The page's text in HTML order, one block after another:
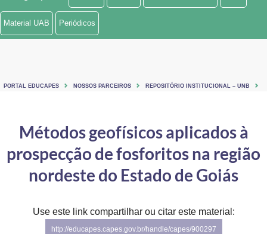
Ministério de Minas e Energia
Controladoria-Geral da União
Ministério da Mulher, da Família e dos Direitos Humanos
Secretaria de Governo
Material UAB Periódicos
PORTAL EDUCAPES NOSSOS PARCEIROS REPOSITÓRIO INSTITUCIONAL – UNB
Métodos geofísicos aplicados à
prospecção de fosforitos na região
nordeste do Estado de Goiás
Use este link compartilhar ou citar este material:
http://educapes.capes.gov.br/handle/capes/900297